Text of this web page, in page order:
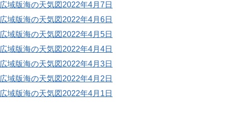
広域版海の天気図2022年4月7日
広域版海の天気図2022年4月6日
広域版海の天気図2022年4月5日
広域版海の天気図2022年4月4日
広域版海の天気図2022年4月3日
広域版海の天気図2022年4月2日
広域版海の天気図2022年4月1日